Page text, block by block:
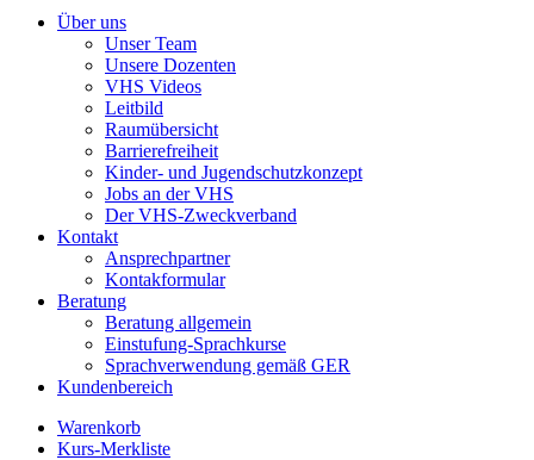
Über uns
Unser Team
Unsere Dozenten
VHS Videos
Leitbild
Raumübersicht
Barrierefreiheit
Kinder- und Jugendschutzkonzept
Jobs an der VHS
Der VHS-Zweckverband
Kontakt
Ansprechpartner
Kontakformular
Beratung
Beratung allgemein
Einstufung-Sprachkurse
Sprachverwendung gemäß GER
Kundenbereich
Warenkorb
Kurs-Merkliste